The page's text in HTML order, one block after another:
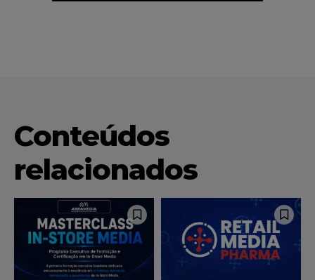
Conteúdos
relacionados